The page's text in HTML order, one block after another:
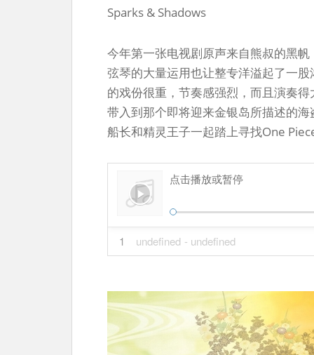
Sparks & Shadows
今年第一张电视剧原声来自熊叔的黑
弦琴的大量运用也让整专洋溢起了一
的戏份很重，节奏感强烈，而且演奏
带入到那个即将迎来金银岛所描述的
船长和精灵王子一起踏上寻找One
点击播放或暂停
1 undefined - undefined